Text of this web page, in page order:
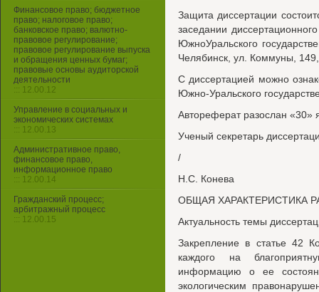
Защита диссертации
заседании
ЮжноУральского
Челябинск, ул. Коммуны,
С диссертацией можно
Южно-Уральского
Автореферат разослан «30»
Ученый секретарь
/
Н.С. Конева
ОБЩАЯ ХАРАКТЕРИСТИКА
Актуальность темы
Закрепление в статье 42
каждого на
информацию о ее
экологическим
Финансовое право; бюджетное
право; налоговое право;
банковское право; валютно-
правовое регулирование;
правовое регулирование выпуска
и обращения ценных бумаг;
правовые основы аудиторской
деятельности
::: 12.00.12
Управление в социальных и
экономических системах
::: 12.00.13
Административное право,
финансовое право,
информационное право
::: 12.00.14
Гражданский процесс;
арбитражный процесс
::: 12.00.15